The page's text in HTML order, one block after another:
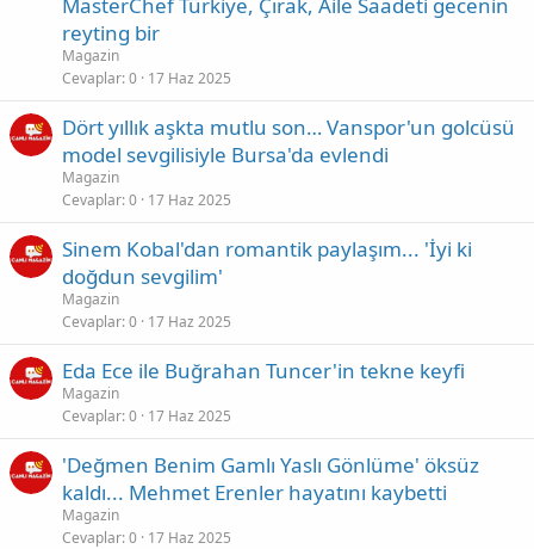
reyting bir
Magazin
Cevaplar 0 17 Haz 2025
Dört yıllık aşkta mutlu son… Vanspor'un golcüsü
model sevgilisiyle Bursa'da evlendi
Magazin
Cevaplar 0 17 Haz 2025
Sinem Kobal'dan romantik paylaşım... 'İyi ki
doğdun sevgilim'
Magazin
Cevaplar 0 17 Haz 2025
Eda Ece ile Buğrahan Tuncer'in tekne keyfi
Magazin
Cevaplar 0 17 Haz 2025
'Değmen Benim Gamlı Yaslı Gönlüme' öksüz
kaldı... Mehmet Erenler hayatını kaybetti
Magazin
Cevaplar 0 17 Haz 2025